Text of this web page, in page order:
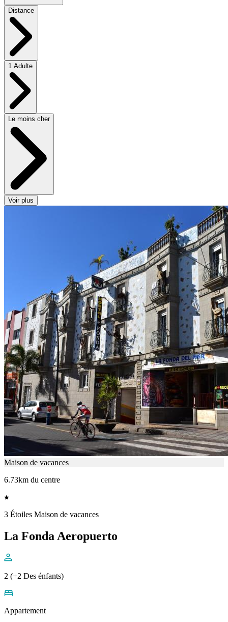
Distance
1 Adulte
Le moins cher
Voir plus
Maison de vacances
6.73km du centre
3 Étoiles Maison de vacances
La Fonda Aeropuerto
2 (+2 Des énfants)
Appartement